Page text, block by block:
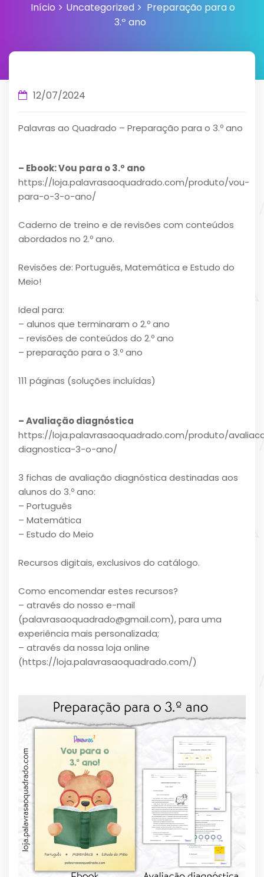
Início Uncategorized
Preparação para o
3.º ano
12/07/2024
Palavras ao Quadrado – Preparação para o 3.º ano
– Ebook: Vou para o 3.º ano
https://loja.palavrasaoquadrado.com/produto/vou-
para-o-3-o-ano/
Caderno de treino e de revisões com conteúdos
abordados no 2.º ano.
Revisões de: Português, Matemática e Estudo do
Meio!
Ideal para:
– alunos que terminaram o 2.º ano
– revisões de conteúdos do 2.º ano
– preparação para o 3.º ano
111 páginas (soluções incluídas)
– Avaliação diagnóstica
https://loja.palavrasaoquadrado.com/produto/
diagnostica-3-o-ano/
3 fichas de avaliação diagnóstica destinadas aos
alunos do 3.º ano:
– Português
– Matemática
– Estudo do Meio
Recursos digitais, exclusivos do catálogo.
Como encomendar estes recursos?
– através do nosso e-mail
(palavrasaoquadrado@gmail.com), para uma
experiência mais personalizada;
– através da nossa loja online
(https://loja.palavrasaoquadrado.com/)